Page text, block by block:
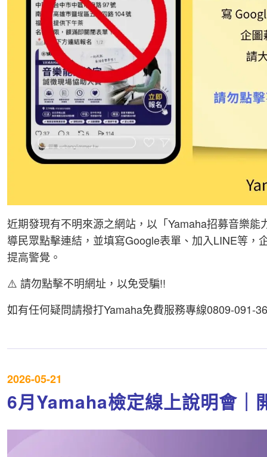
近期發現有不明來源之網站，以「Yamaha招募音樂
導民眾點擊連結，並填寫Google表單、加入LINE等，
提高警覺。
⚠️ 請勿點擊不明網址，以免受騙!!
如有任何疑問請撥打Yamaha免費服務專線0809-091-
2026-05-21
6月Yamaha檢定線上說明會｜